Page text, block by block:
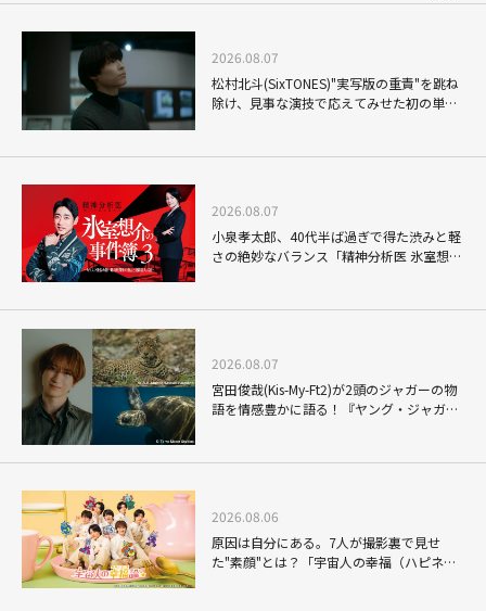
2026.08.07
松村北斗(SixTONES)"実写版の重責"を跳ね
除け、見事な演技で応えてみせた初の単独
2026.08.07
小泉孝太郎、40代半ば過ぎで得た渋みと軽
さの絶妙なバランス「精神分析医 氷室想介
2026.08.07
宮田俊哉(Kis-My-Ft2)が2頭のジャガーの物
語を情感豊かに語る！『ヤング・ジャガ
ナレーションの妙
2026.08.06
原因は自分にある。7人が撮影裏で見せ
た"素顔"とは？「宇宙人の幸福（ハピネ